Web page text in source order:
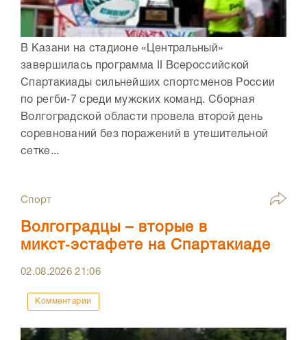
В Казани на стадионе «Центральный»
завершилась программа II Всероссийской
Спартакиады сильнейших спортсменов России
по регби‑7 среди мужских команд. Сборная
Волгоградской области провела второй день
соревнований без поражений в утешительной
сетке...
Спорт
Волгоградцы – вторые в
микст‑эстафете на Спартакиаде
02.08.202621:06
Комментарии